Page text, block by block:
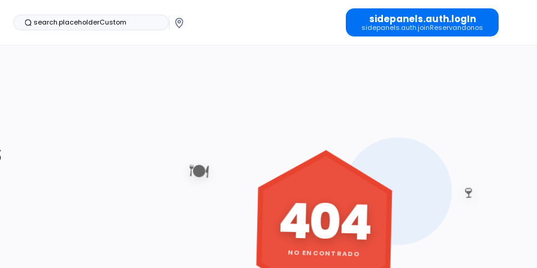
search.placeholderCustom sidepanels.auth.logIn
sidepanels.auth.joinReservandonos
🍽️
🍷
404
NO ENCONTRADO